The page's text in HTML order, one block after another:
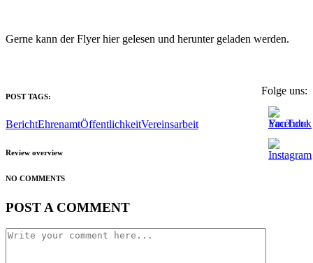
Gerne kann der Flyer hier gelesen und herunter geladen werden.
Folge uns:
POST TAGS:
BerichtEhrenamtÖffentlichkeitVereinsarbeit
Review overview
NO COMMENTS
POST A COMMENT